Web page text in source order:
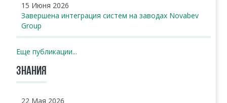
15 Июня 2026
Завершена интеграция систем на заводах Novabev
Group
Еще публикации...
ЗНАНИЯ
22 Мая 2026